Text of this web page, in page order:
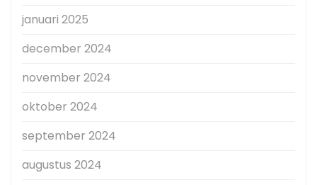
januari 2025
december 2024
november 2024
oktober 2024
september 2024
augustus 2024